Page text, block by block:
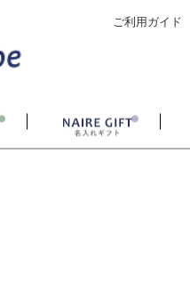
ご利用ガイド